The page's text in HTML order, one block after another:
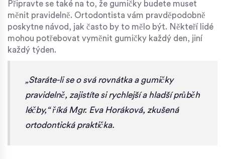
Připravte se také na to, že gumičky budete muset
měnit pravidelně. Ortodontista vám pravděpodobně
poskytne návod, jak často by to mělo být. Někteří lidé
mohou potřebovat vyměnit gumičky každý den, jiní
každý týden.
„Staráte-li se o svá rovnátka a gumičky
pravidelně, zajistíte si rychlejší a hladší průběh
léčby,“ říká Mgr. Eva Horáková, zkušená
ortodontická praktička.